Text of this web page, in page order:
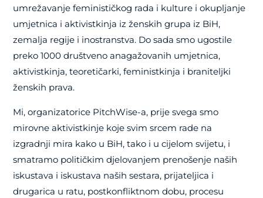
umrežavanje feminističkog rada i kulture i okupljanje
umjetnica i aktivistkinja iz ženskih grupa iz BiH,
zemalja regije i inostranstva. Do sada smo ugostile
preko 1000 društveno anagažovanih umjetnica,
aktivistkinja, teoretičarki, feministkinja i braniteljki
ženskih prava.
Mi, organizatorice PitchWise-a, prije svega smo
mirovne aktivistkinje koje svim srcem rade na
izgradnji mira kako u BiH, tako i u cijelom svijetu, i
smatramo političkim djelovanjem prenošenje naših
iskustava i iskustava naših sestara, prijateljica i
drugarica u ratu, postkonfliktnom dobu, procesu